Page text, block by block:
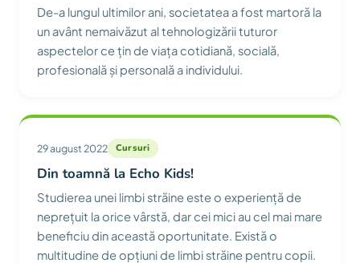
De-a lungul ultimilor ani, societatea a fost martoră la
un avânt nemaivăzut al tehnologizării tuturor
aspectelor ce țin de viața cotidiană, socială,
profesională și personală a individului.
29 august 2022 Cursuri
Din toamnă la Echo Kids!
Studierea unei limbi străine este o experiență de
neprețuit la orice vârstă, dar cei mici au cel mai mare
beneficiu din această oportunitate. Există o
multitudine de opțiuni de limbi străine pentru copii.